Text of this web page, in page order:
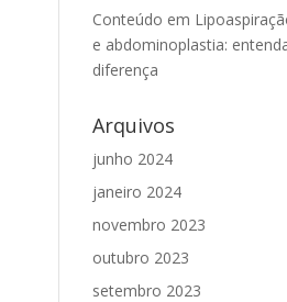
Conteúdo em
e abdominoplastia:
diferença
Arquivos
junho 2024
janeiro 2024
novembro 2023
outubro 2023
setembro 2023